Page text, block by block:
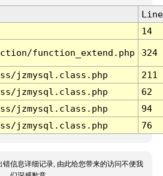
Line
14
function_extend.php 324
jzmysql.class.php
211
jzmysql.class.php
62
jzmysql.class.php
94
jzmysql.class.php 76
错信息详细记录, 由此给您带来的访问不便我